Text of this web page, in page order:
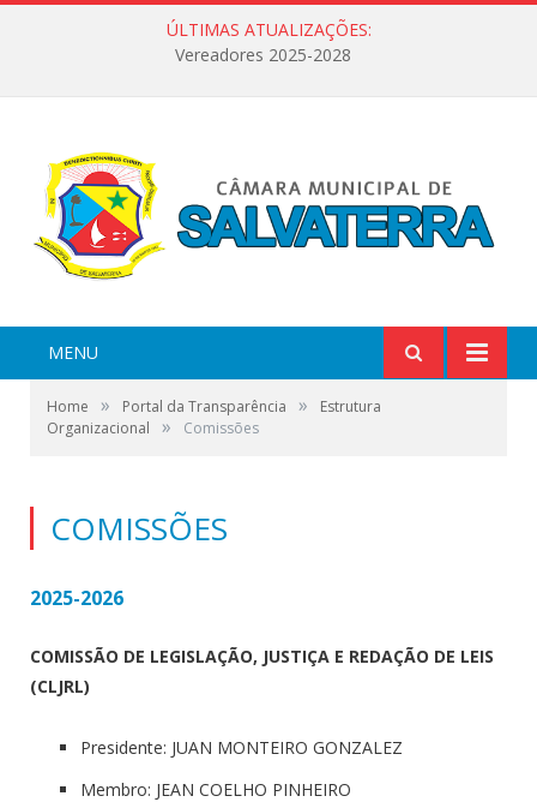
ÚLTIMAS ATUALIZAÇÕES:
Vereadores 2025-2028
MENU
Home » Portal da Transparência »
Estrutura
Organizacional
» Comissões
COMISSÕES
2025-2026
COMISSÃO DE LEGISLAÇÃO, JUSTIÇA E REDAÇÃO DE LEIS
(CLJRL)
Presidente: JUAN MONTEIRO GONZALEZ
Membro: JEAN COELHO PINHEIRO